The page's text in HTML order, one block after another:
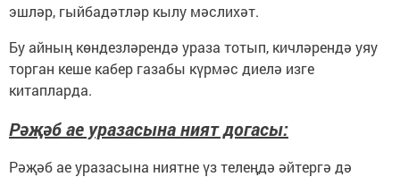
эшләр, гыйбадәтләр кылу мәслихәт.
Бу айның көндезләрендә ураза тотып, кичләрендә уяу
торган кеше кабер газабы күрмәс диелә изге
китапларда.
Рәҗәб ае уразасына ният догасы:
Рәҗәб ае уразасына ниятне үз телеңдә әйтергә дә